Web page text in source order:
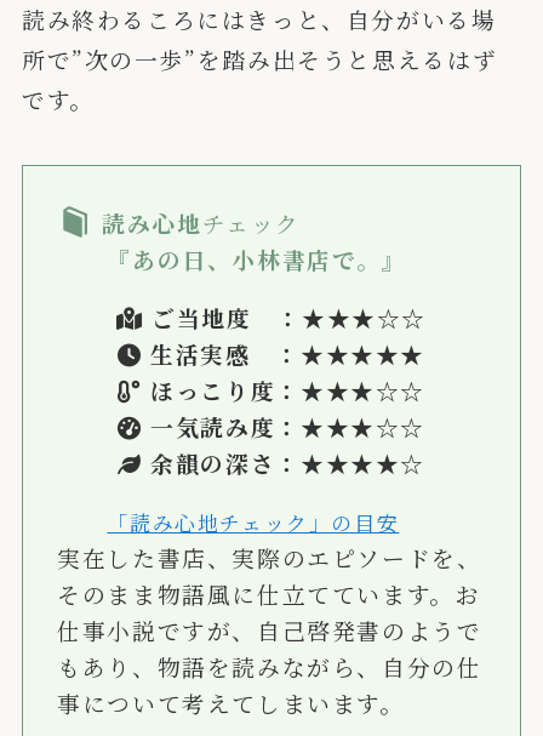
読み終わるころにはきっと、自分がいる場
所で”次の一歩”を踏み出そうと思えるはず
です。
読み心地チェック
『あの日、小林書店で。』
ご当地度 ：★★★☆☆
生活実感 ：★★★★★
ほっこり度：★★★☆☆
一気読み度：★★★☆☆
余韻の深さ：★★★★☆
「読み心地チェック」の目安
実在した書店、実際のエピソードを、
そのまま物語風に仕立てています。お
仕事小説ですが、自己啓発書のようで
もあり、物語を読みながら、自分の仕
事について考えてしまいます。